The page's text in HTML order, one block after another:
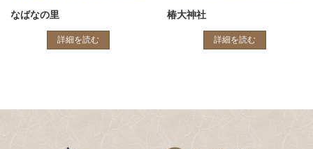
なばなの里
詳細を読む
椿大神社
詳細を読む